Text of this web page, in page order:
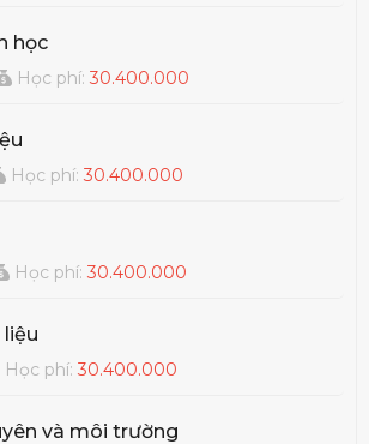
học
Học phí:30.400.000
Học phí:30.400.000
Học phí:30.400.000
Học phí:30.400.000
và môi trường